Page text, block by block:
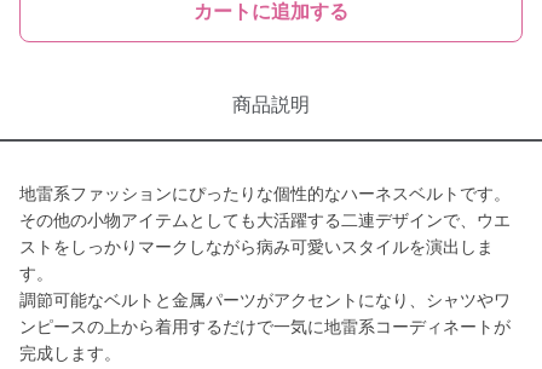
カートに追加する
商品説明
地雷系ファッションにぴったりな個性的なハーネスベルトです。
その他の小物アイテムとしても大活躍する二連デザインで、ウエ
ストをしっかりマークしながら病み可愛いスタイルを演出しま
す。
調節可能なベルトと金属パーツがアクセントになり、シャツやワ
ンピースの上から着用するだけで一気に地雷系コーディネートが
完成します。